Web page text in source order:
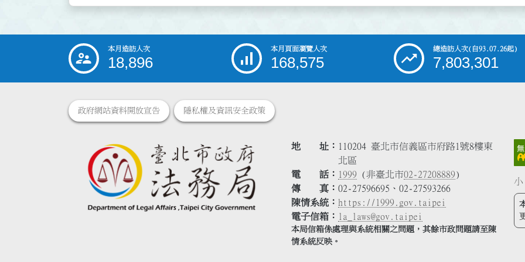
::: 本月造訪人次
18,896
本月頁面瀏覽人次
168,575
總造訪人次(自93.07.26起)
7,803,301
政府網站資料開放宣告 隱私權及資訊安全政策
地 址
110204 臺北市信義區市府路1號8樓東
北區
電 話
1999 (非臺北市02-27208889)
傳 真
02-27596695、02-27593266
陳情系統
https://1999.gov.taipei
電子信箱
la_laws@gov.taipei
本局信箱係處理與系統相關之問題，其餘市政問題請至陳
情系統反映。
小